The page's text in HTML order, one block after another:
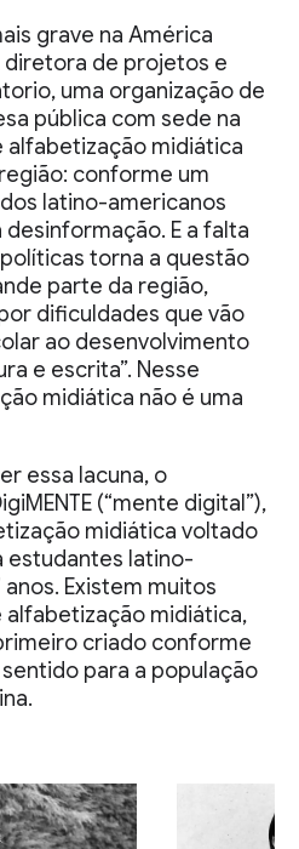
grave na América
diretora de projetos e
uma organização de
pública com sede na
alfabetização midiática
conforme um
latino-americanos
E a falta
torna a questão
parte da região,
dificuldades que vão
ao desenvolvimento
e escrita”. Nesse
midiática não é uma
essa lacuna, o
(“mente digital”),
midiática voltado
estudantes latino-
Existem muitos
midiática,
criado conforme
para a população